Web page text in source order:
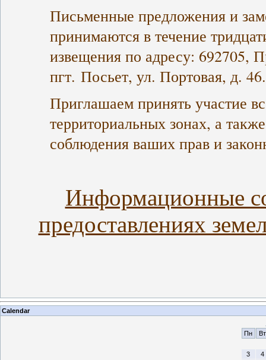
Письменные предложения и
принимаются в течение
извещения по адресу: 692705,
пгт. Посьет, ул. Портовая, д. 46.
Приглашаем принять участие
территориальных зонах, а
соблюдения ваших прав и
Информационные
предоставлениях
Calendar
Пн
Вт
3
4